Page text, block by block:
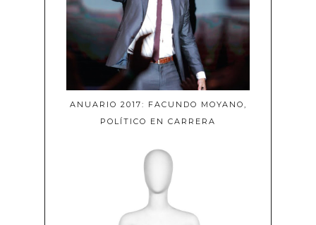
ANUARIO 2017: FACUNDO MOYANO,
POLÍTICO EN CARRERA